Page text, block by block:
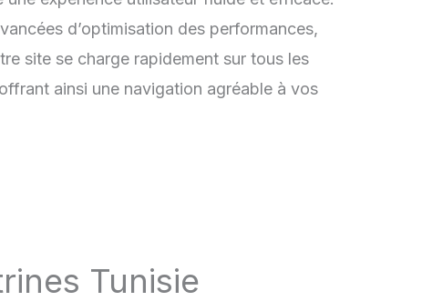
d’optimisation des performances,
site se charge rapidement sur tous les
ainsi une navigation agréable à vos
Tunisie